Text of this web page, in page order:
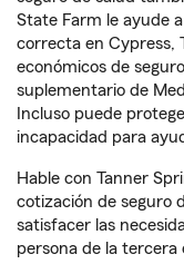
State Farm le ayude
correcta en Cypress,
económicos de
suplementario de
Incluso puede
incapacidad para
Hable con Tanner
cotización de seguro
satisfacer las
persona de la tercera